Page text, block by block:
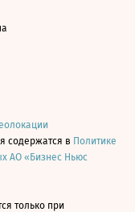
содержатся в Политике
АО «Бизнес Ньюс
только при